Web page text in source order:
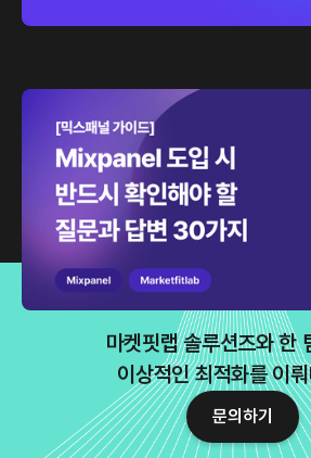
[믹스패널 가이드] Mixpanel 도입
확인해야 할 질문과 답변 30가지
더보기
마켓핏랩 솔루션즈와 한
이상적인 최적화를 이
문의하기